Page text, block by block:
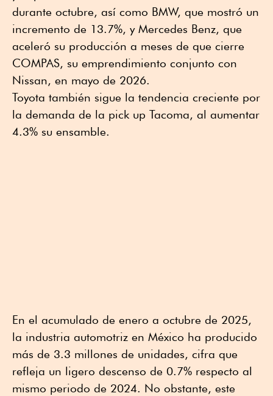
durante octubre, así como BMW, que mostró un
incremento de 13.7%, y Mercedes Benz, que
aceleró su producción a meses de que cierre
COMPAS, su emprendimiento conjunto con
Nissan, en mayo de 2026.
Toyota también sigue la tendencia creciente por
la demanda de la pick up Tacoma, al aumentar
4.3% su ensamble.
En el acumulado de enero a octubre de 2025,
la industria automotriz en México ha producido
más de 3.3 millones de unidades, cifra que
refleja un ligero descenso de 0.7% respecto al
mismo periodo de 2024. No obstante, este